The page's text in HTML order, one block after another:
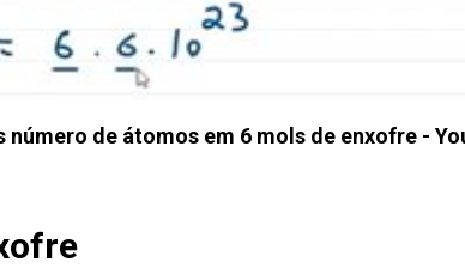
número de átomos em 6 mols de enxofre -